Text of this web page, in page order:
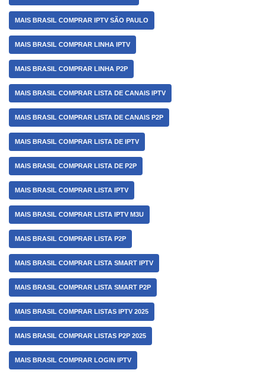
MAIS BRASIL COMPRAR IPTV SÃO PAULO
MAIS BRASIL COMPRAR LINHA IPTV
MAIS BRASIL COMPRAR LINHA P2P
MAIS BRASIL COMPRAR LISTA DE CANAIS IPTV
MAIS BRASIL COMPRAR LISTA DE CANAIS P2P
MAIS BRASIL COMPRAR LISTA DE IPTV
MAIS BRASIL COMPRAR LISTA DE P2P
MAIS BRASIL COMPRAR LISTA IPTV
MAIS BRASIL COMPRAR LISTA IPTV M3U
MAIS BRASIL COMPRAR LISTA P2P
MAIS BRASIL COMPRAR LISTA SMART IPTV
MAIS BRASIL COMPRAR LISTA SMART P2P
MAIS BRASIL COMPRAR LISTAS IPTV 2025
MAIS BRASIL COMPRAR LISTAS P2P 2025
MAIS BRASIL COMPRAR LOGIN IPTV